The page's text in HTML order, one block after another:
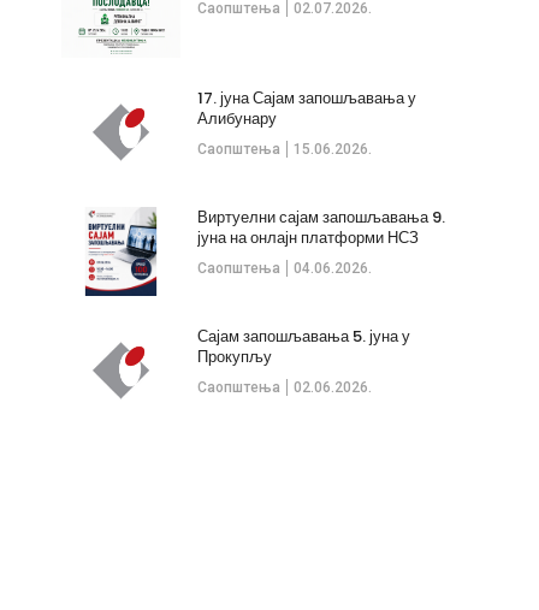
Саопштења 02.07.2026.
Саопштења 15.06.2026.
17. јуна Сајам запошљавања у
Алибунару
Саопштења 04.06.2026.
Виртуелни сајам запошљавања 9.
јуна на онлајн платформи НСЗ
Саопштења 02.06.2026.
Сајам запошљавања 5. јуна у
Прокупљу